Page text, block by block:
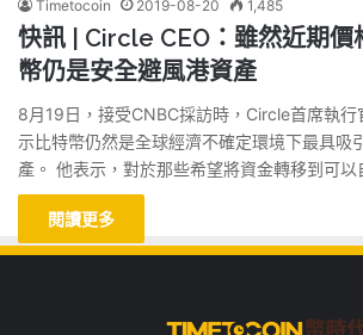
Timetocoin 2019-08-20 1,485
快訊 | Circle CEO：雖然近期價
幣仍是安全避風港資產
8月19日，接受CNBC採訪時，Circle首席執
示比特幣仍然是全球經濟不確定環境下最具吸
產。 他表示，對於那些希望將資金轉移到可以
閱讀更多